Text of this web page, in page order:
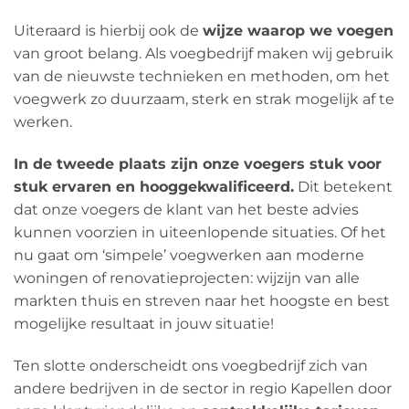
Uiteraard is hierbij ook de wijze waarop we voegen
van groot belang. Als voegbedrijf maken wij gebruik
van de nieuwste technieken en methoden, om het
voegwerk zo duurzaam, sterk en strak mogelijk af te
werken.
In de tweede plaats zijn onze voegers stuk voor
stuk ervaren en hooggekwalificeerd. Dit betekent
dat onze voegers de klant van het beste advies
kunnen voorzien in uiteenlopende situaties. Of het
nu gaat om ‘simpele’ voegwerken aan moderne
woningen of renovatieprojecten: wijzijn van alle
markten thuis en streven naar het hoogste en best
mogelijke resultaat in jouw situatie!
Ten slotte onderscheidt ons voegbedrijf zich van
andere bedrijven in de sector in regio Kapellen door